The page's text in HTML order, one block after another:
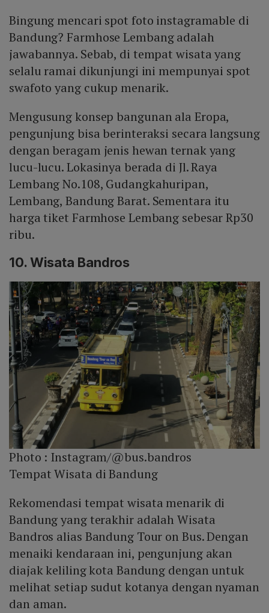
Bingung mencari spot foto instagramable di
Bandung? Farmhose Lembang adalah
jawabannya. Sebab, di tempat wisata yang
selalu ramai dikunjungi ini mempunyai spot
swafoto yang cukup menarik.
Mengusung konsep bangunan ala Eropa,
pengunjung bisa berinteraksi secara langsung
dengan beragam jenis hewan ternak yang
lucu-lucu. Lokasinya berada di Jl. Raya
Lembang No.108, Gudangkahuripan,
Lembang, Bandung Barat. Sementara itu
harga tiket Farmhose Lembang sebesar Rp30
ribu.
10. Wisata Bandros
Photo : Instagram/@bus.bandros
Tempat Wisata di Bandung
Rekomendasi tempat wisata menarik di
Bandung yang terakhir adalah Wisata
Bandros alias Bandung Tour on Bus. Dengan
menaiki kendaraan ini, pengunjung akan
diajak keliling kota Bandung dengan untuk
melihat setiap sudut kotanya dengan nyaman
dan aman.